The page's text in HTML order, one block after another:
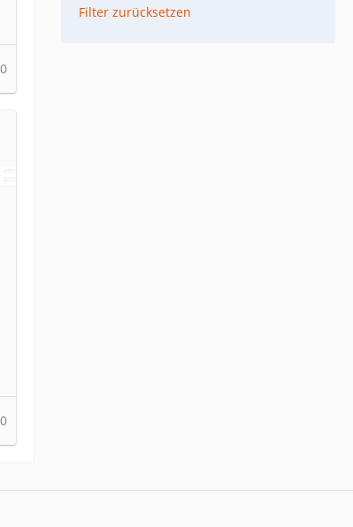
0
0
Filter zurücksetzen